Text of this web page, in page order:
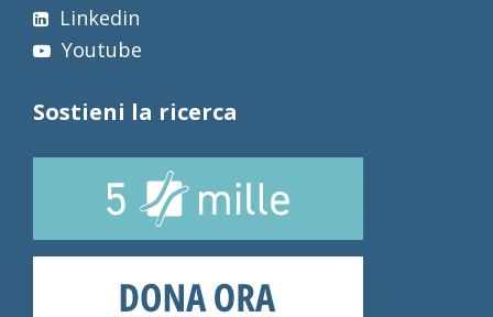
Linkedin
Youtube
Sostieni la ricerca